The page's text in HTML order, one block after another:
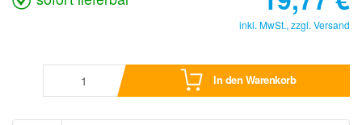
inkl. MwSt., zzgl. Versand
In den Warenkorb